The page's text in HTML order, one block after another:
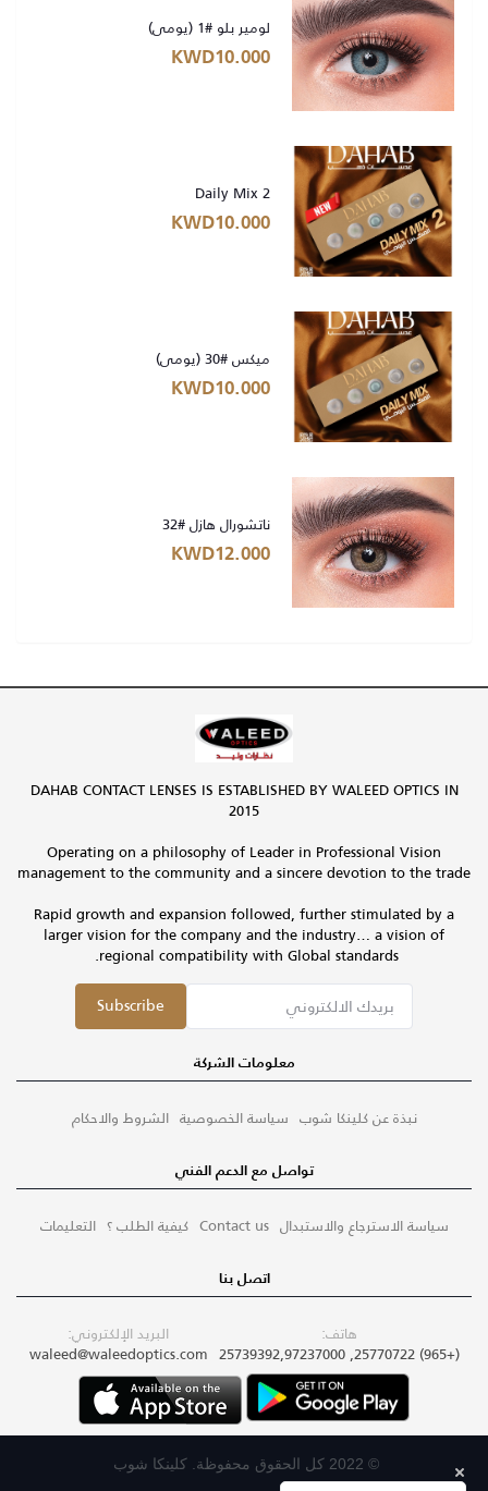
لومير بلو #1 (يومي)
KWD10.000
Daily Mix 2
KWD10.000
ميكس #30 (يومي)
KWD10.000
ناتشورال هازل #32
KWD12.000
DAHAB CONTACT LENSES IS ESTABLISHED BY WALEED OPTICS IN
2015
Operating on a philosophy of Leader in Professional Vision
management to the community and a sincere devotion to the trade
Rapid growth and expansion followed, further stimulated by a
larger vision for the company and the industry… a vision of
regional compatibility with Global standards.
Subscribe
معلومات الشركة
نبذة عن كلينكا شوب سياسة الخصوصية الشروط والاحكام
تواصل مع الدعم الفني
سياسة الاسترجاع والاستبدال Contact us كيفية الطلب ؟ التعليمات
اتصل بنا
هاتف:
(+965) 25770722, 25739392,97237000
البريد الإلكتروني:
waleed@waleedoptics.com
© 2022 كل الحقوق محفوظة. كلينكا شوب